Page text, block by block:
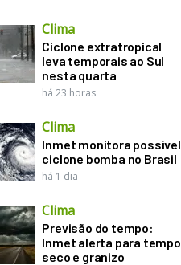
Clima
Ciclone extratropical
leva temporais ao Sul
nesta quarta
há 23 horas
Clima
Inmet monitora possível
ciclone bomba no Brasil
há 1 dia
Clima
Previsão do tempo:
Inmet alerta para tempo
seco e granizo